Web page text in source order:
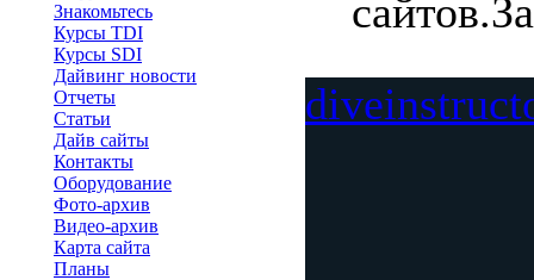
Знакомьтесь
Курсы TDI
Курсы SDI
Дайвинг новости
Отчеты
Статьи
Дайв сайты
Контакты
Оборудование
Фото-архив
Видео-архив
Карта сайта
Планы